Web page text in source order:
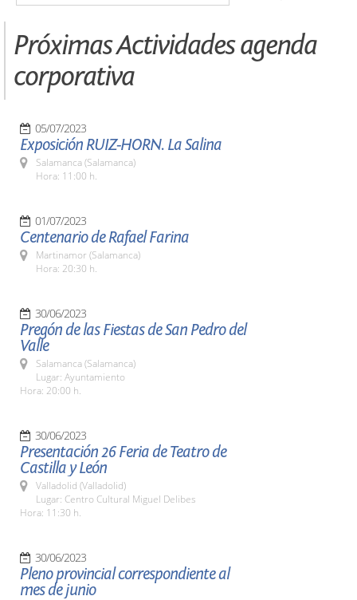
Próximas Actividades agenda
corporativa
05/07/2023
Exposición RUIZ-HORN. La Salina
Salamanca (Salamanca)
Hora: 11:00 h.
01/07/2023
Centenario de Rafael Farina
Martinamor (Salamanca)
Hora: 20:30 h.
30/06/2023
Pregón de las Fiestas de San Pedro del
Valle
Salamanca (Salamanca)
Lugar: Ayuntamiento
Hora: 20:00 h.
30/06/2023
Presentación 26 Feria de Teatro de
Castilla y León
Valladolid (Valladolid)
Lugar: Centro Cultural Miguel Delibes
Hora: 11:30 h.
30/06/2023
Pleno provincial correspondiente al
mes de junio